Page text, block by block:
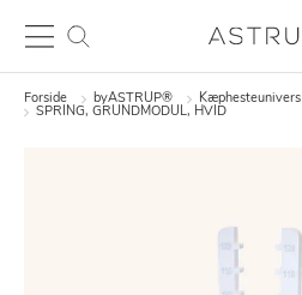
Forside byASTRUP® Kæphesteunivers
SPRING, GRUNDMODUL, HVID